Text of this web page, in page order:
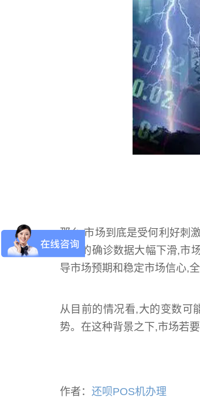
那么,市场到底是受何利好刺
上海的确诊数据大幅下滑,市
导市场预期和稳定市场信心,
从目前的情况看,大的变数可
势。在这种背景之下,市场若
作者： 还呗POS机办理